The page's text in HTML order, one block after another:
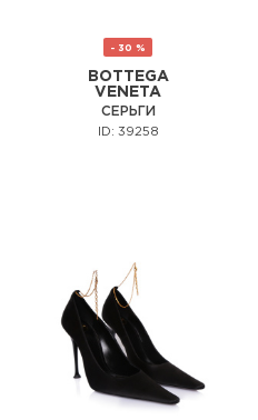
- 30 %
BOTTEGA
VENETA
СЕРЬГИ
ID: 39258